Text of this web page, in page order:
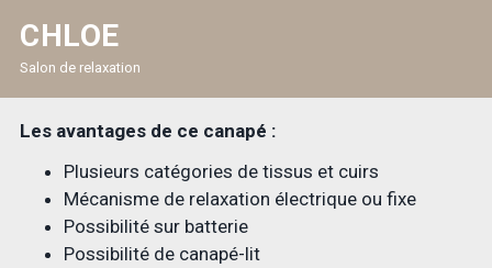
CHLOE
Salon de relaxation
Les avantages de ce canapé :
Plusieurs catégories de tissus et cuirs
Mécanisme de relaxation électrique ou fixe
Possibilité sur batterie
Possibilité de canapé-lit